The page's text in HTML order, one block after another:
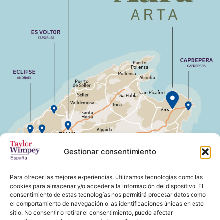
Gestionar consentimiento
Para ofrecer las mejores experiencias, utilizamos tecnologías como las
cookies para almacenar y/o acceder a la información del dispositivo. El
consentimiento de estas tecnologías nos permitirá procesar datos como
el comportamiento de navegación o las identificaciones únicas en este
sitio. No consentir o retirar el consentimiento, puede afectar